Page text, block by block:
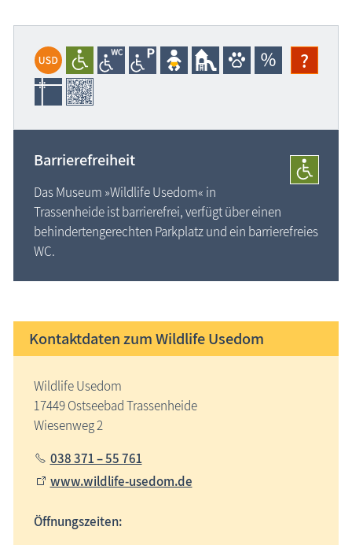
?
Barrierefreiheit
Das Museum »Wildlife Usedom« in
Trassenheide ist barrierefrei, verfügt über einen
behindertengerechten Parkplatz und ein barrierefreies
WC.
Kontaktdaten zum Wildlife Usedom
Wildlife Usedom
17449 Ostseebad Trassenheide
Wiesenweg 2
038 371 – 55 761
www.wildlife-usedom.de
Öffnungszeiten: